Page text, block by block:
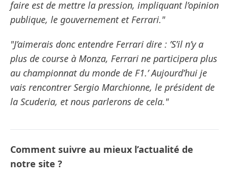
faire est de mettre la pression, impliquant l’opinion
publique, le gouvernement et Ferrari."
"J’aimerais donc entendre Ferrari dire : ’S’il n’y a
plus de course à Monza, Ferrari ne participera plus
au championnat du monde de F1.’ Aujourd’hui je
vais rencontrer Sergio Marchionne, le président de
la Scuderia, et nous parlerons de cela."
Comment suivre au mieux l’actualité de
notre site ?